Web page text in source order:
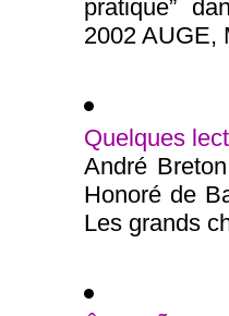
pratique”
2002 AUGE,
Quelques
André
Honoré de
Les grands